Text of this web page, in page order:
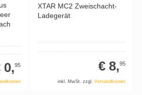
0,95
XTAR MC2 Zweischacht-
Ladegerät
€ 8,95
inkl. MwSt. zzgl. Versandkosten